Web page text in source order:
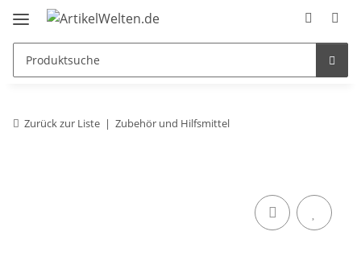
Zurück zur Liste Zubehör und Hilfsmittel